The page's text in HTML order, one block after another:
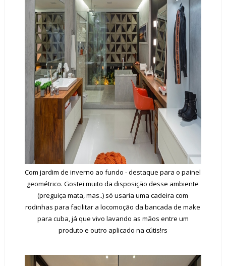
Com jardim de inverno ao fundo - destaque para o painel
geométrico. Gostei muito da disposição desse ambiente
(preguiça mata, mas..) só usaria uma cadeira com
rodinhas para facilitar a locomoção da bancada de make
para cuba, já que vivo lavando as mãos entre um
produto e outro aplicado na cútis!rs